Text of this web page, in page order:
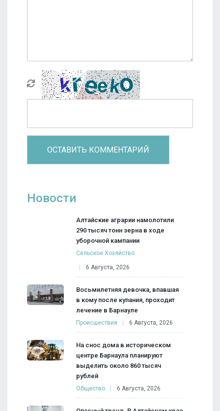
Новости
Алтайские аграрии намолотили
290 тысяч тонн зерна в ходе
уборочной кампании
Сельское Хозяйство
6 Августа, 2026
Восьмилетняя девочка, впавшая
в кому после купания, проходит
лечение в Барнауле
Происшествия 6 Августа, 2026
На снос дома в историческом
центре Барнаула планируют
выделить около 860 тысяч
рублей
Общество 6 Августа, 2026